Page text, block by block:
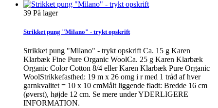
39 På lager
Strikket pung "Milano" - trykt opskrift
Strikket pung "Milano" - trykt opskrift Ca. 15 g Karen
Klarbæk Fine Pure Organic WoolCa. 25 g Karen Klarbæk
Organic Color Cotton 8/4 eller Karen Klarbæk Pure Organic
WoolStrikkefasthed: 19 m x 26 omg i r med 1 tråd af hver
garnkvalitet = 10 x 10 cmMålt liggende fladt: Bredde 16 cm
(øverst), højde 12 cm. Se mere under YDERLIGERE
INFORMATION.